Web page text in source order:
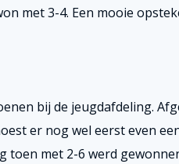
met 3-4. Een mooie
bij de jeugdafdeling.
er nog wel eerst even
toen met 2-6 werd